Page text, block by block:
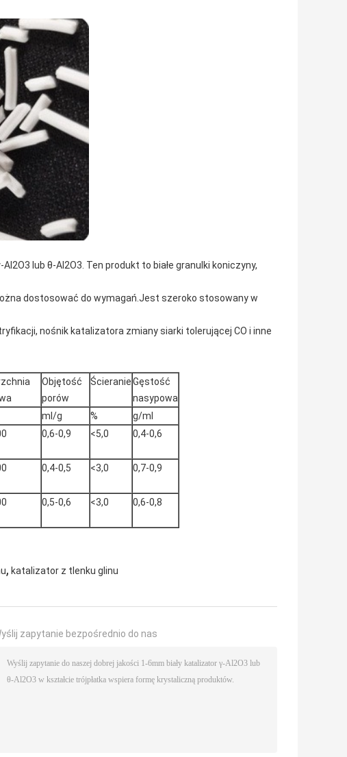
lub θ-Al2O3. Ten produkt to białe granulki koniczyny,
dostosować do wymagań.Jest szeroko stosowany w
nośnik katalizatora zmiany siarki tolerującej CO i inne
Objętość
porów
ŚcieranieGęstość
nasypowa
ml/g %
g/ml
0,6-0,9 <5,0 0,4-0,6
0,4-0,5 <3,0 0,7-0,9
0,5-0,6 <3,0 0,6-0,8
, katalizator z tlenku glinu
zapytanie bezpośrednio do nas